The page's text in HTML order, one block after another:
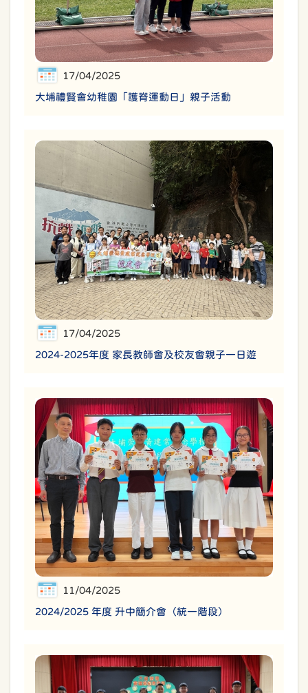
17/04/2025
大埔禮賢會幼稚園「護脊運動日」親子活動
17/04/2025
2024-2025年度 家長教師會及校友會親子一日遊
11/04/2025
2024/2025 年度 升中簡介會（統一階段）